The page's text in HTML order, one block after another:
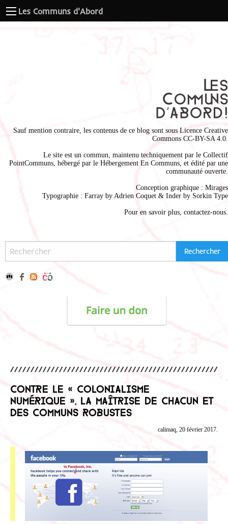
Les Communs d'Abord
Sauf mention contraire, les contenus de ce blog sont sous Licence Creative
Commons CC-BY-SA 4.0
Le site est un commun, maintenu techniquement par le Collectif
PointCommuns , hébergé par le Hébergement En Communs , et édité par une
communauté ouverte.
Conception graphique : Mirages
Typographie : Farray by Adrien Coquet & Inder by Sorkin Type
Pour en savoir plus, contactez-nous
Contre le « colonialisme
numérique », la maîtrise de chacun et
des communs robustes
calimaq, 20 février 2017.